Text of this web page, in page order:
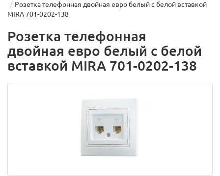
Розетка телефонная двойная евро белый с белой вставкой
MIRA 701-0202-138
Розетка телефонная
двойная евро белый с белой
вставкой MIRA 701-0202-138